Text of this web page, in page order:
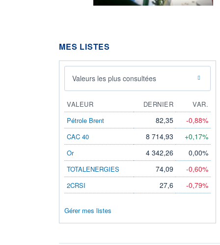
MES LISTES
Valeurs les plus consultées
VALEUR DERNIER
VAR.
Pétrole Brent
82,35 -0,88%
CAC 40 8 714,93 +0,17%
Or 4 342,26 0,00%
TOTALENERGIES 74,09 -0,60%
2CRSI 27,6 -0,79%
Gérer mes listes